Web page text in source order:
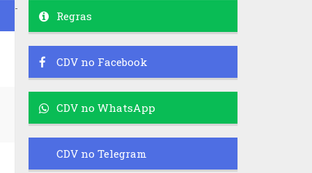
-
Regras
CDV no Facebook
CDV no WhatsApp
CDV no Telegram